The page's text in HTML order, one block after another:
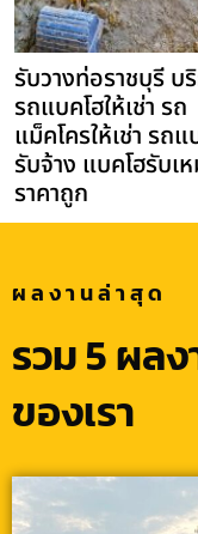
รับวางท่อราชบุรี บ
รถแบคโฮให้เช่า รถ
แม็คโครให้เช่า รถแ
รับจ้าง แบคโฮรับเ
ราคาถูก
ผลงานล่าสุด
รวม 5 ผล
ของเรา